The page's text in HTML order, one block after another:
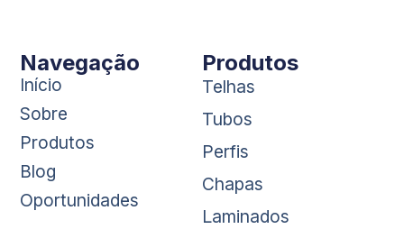
Produtos
Telhas
Tubos
Perfis
Chapas
Laminados
Navegação
Início
Sobre
Produtos
Blog
Oportunidades